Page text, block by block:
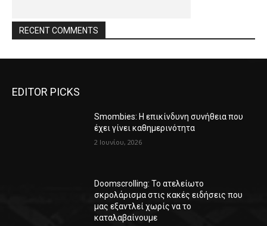
RECENT COMMENTS
EDITOR PICKS
Smombies: Η επικίνδυνη συνήθεια που
έχει γίνει καθημερινότητα
2 Ιουνίου, 2026
Doomscrolling: Το ατελείωτο
σκρολάρισμα στις κακές ειδήσεις που
μας εξαντλεί χωρίς να το
καταλαβαίνουμε